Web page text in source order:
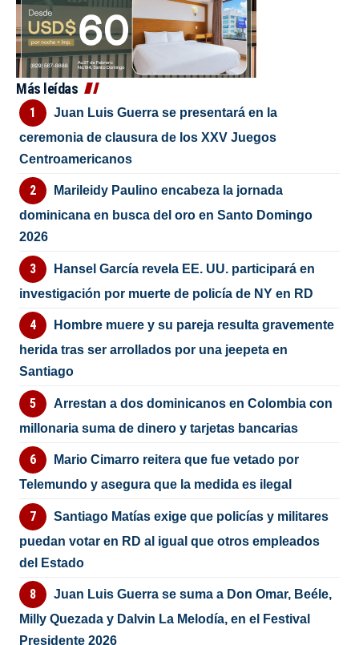
Más leídas
Juan Luis Guerra se presentará en la
ceremonia de clausura de los XXV Juegos
Centroamericanos
Marileidy Paulino encabeza la jornada
dominicana en busca del oro en Santo Domingo
2026
Hansel García revela EE. UU. participará en
investigación por muerte de policía de NY en RD
Hombre muere y su pareja resulta gravemente
herida tras ser arrollados por una jeepeta en
Santiago
Arrestan a dos dominicanos en Colombia con
millonaria suma de dinero y tarjetas bancarias
Mario Cimarro reitera que fue vetado por
Telemundo y asegura que la medida es ilegal
Santiago Matías exige que policías y militares
puedan votar en RD al igual que otros empleados
del Estado
Juan Luis Guerra se suma a Don Omar, Beéle,
Milly Quezada y Dalvin La Melodía, en el Festival
Presidente 2026